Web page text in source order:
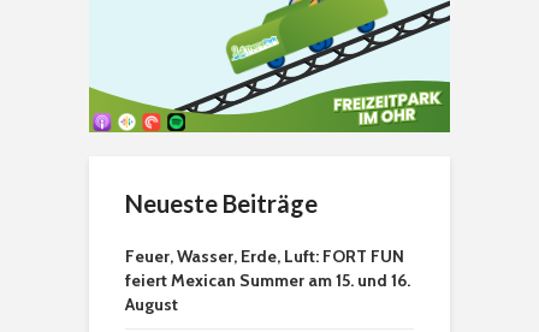
Neueste Beiträge
Feuer, Wasser, Erde, Luft: FORT FUN
feiert Mexican Summer am 15. und 16.
August